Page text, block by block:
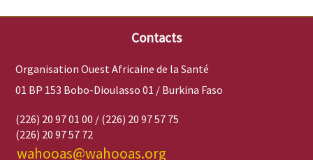
Contacts
Organisation Ouest Africaine de la Santé
01 BP 153 Bobo-Dioulasso 01 / Burkina Faso
(226) 20 97 01 00 / (226) 20 97 57 75
(226) 20 97 57 72
wahooas@wahooas.org